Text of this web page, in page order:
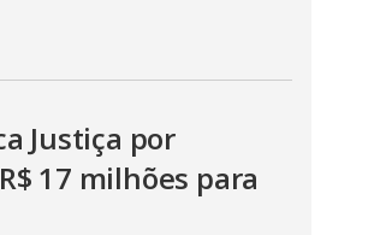
Justiça por
17 milhões para